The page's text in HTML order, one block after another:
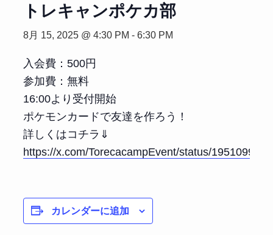
トレキャンポケカ部
8月 15, 2025 @ 4:30 PM - 6:30 PM
入会費：500円
参加費：無料
16:00より受付開始
ポケモンカードで友達を作ろう！
詳しくはコチラ⇓
https://x.com/TorecacampEvent/status/
カレンダーに追加